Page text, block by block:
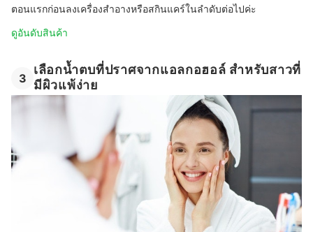
ตอนแรกก่อนลงเครื่องสำอางหรือสกินแคร์ในลำดับต่อไปค่ะ
ดูอันดับสินค้า
3
เลือกน้ำตบที่ปราศจากแอลกอฮอล์ สำหรับสาวที่
มีผิวแพ้ง่าย